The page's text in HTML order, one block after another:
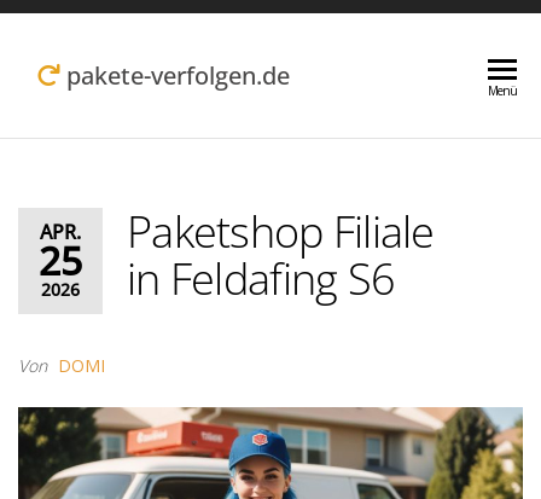
Zum
Inhalt pakete-verfolgen.de Menü
APR.
25
2026
Paketshop Filiale
in Feldafing S6
Von DOMI